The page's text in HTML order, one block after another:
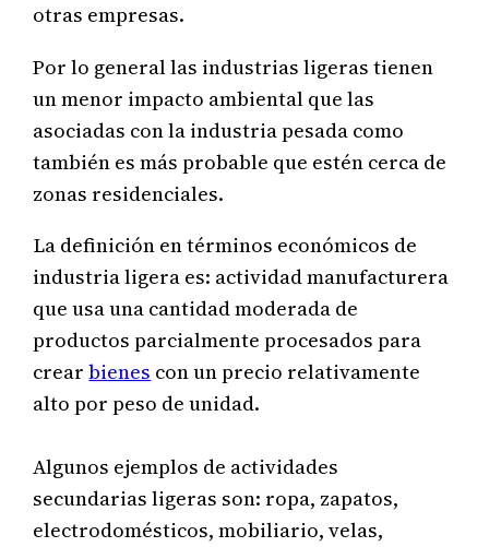
otras empresas.
Porlo general las industrias ligeras tienen
un menor impacto ambiental que las
asociadas con la industria pesada como
también es más probable que estén cerca de
zonas residenciales.
La definición en términos económicos de
industria ligera es: actividad manufacturera
que usa una cantidad moderada de
productos parcialmente procesados para
crearbienes con un precio relativamente
alto por peso de unidad.
Algunos ejemplos de actividades
secundarias ligeras son: ropa, zapatos,
electrodomésticos, mobiliario, velas,